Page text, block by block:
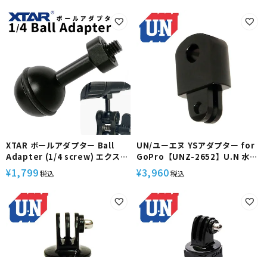
XTAR ボールアダプター Ball
Adapter (1/4 screw) エクスタ
ー 4分の1 別売りアームシステム
接続 水中撮影 水中ライト アクセ
サリ 水中カメラ 写真 動画 撮影
¥1,799税込
UN/ユーエヌ YSアダプター for
GoPro【UNZ-2652】U.N 水中
撮影 GoPro用 YSヘッド カメラ
アクセサリー パーツ 固定 接続 変
換 映像 機材 小型 軽量 コンパク
ト ストロボ ライト ハウジング ア
ーム 自撮り棒 ポール 耐水 防錆
ダイビング シュノーケリング マ
¥3,960税込